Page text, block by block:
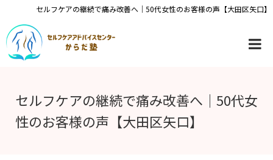
セルフケアの継続で痛み改善へ｜50代女性のお客様の声【大田区矢口】
セルフケアの継続で痛み改善へ｜50代女
性のお客様の声【大田区矢口】